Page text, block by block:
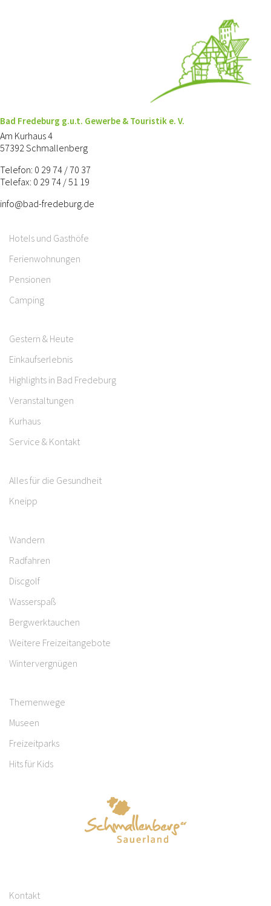
Bad Fredeburg g.u.t. Gewerbe & Touristik e. V.
Am Kurhaus 4
57392 Schmallenberg
Telefon: 0 29 74 / 70 37
Telefax: 0 29 74 / 51 19
info@bad-fredeburg.de
Hotels und Gasthöfe
Ferienwohnungen
Pensionen
Camping
Gestern & Heute
Einkaufserlebnis
Highlights in Bad Fredeburg
Veranstaltungen
Kurhaus
Service & Kontakt
Alles für die Gesundheit
Kneipp
Wandern
Radfahren
Discgolf
Wasserspaß
Bergwerktauchen
Weitere Freizeitangebote
Wintervergnügen
Themenwege
Museen
Freizeitparks
Hits für Kids
Kontakt